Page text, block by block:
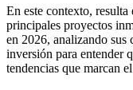
En este contexto,
principales proyectos
en 2026, analizando sus
inversión para entender
tendencias que marcan